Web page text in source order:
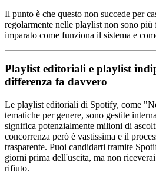
Il punto è che questo non succede per
regolarmente nelle playlist non sono
imparato come funziona il sistema e
Playlist editoriali e playlist
differenza fa davvero
Le playlist editoriali di Spotify, come
tematiche per genere, sono gestite
significa potenzialmente milioni di
concorrenza però è vastissima e il
trasparente. Puoi candidarti tramite
giorni prima dell'uscita, ma non
rifiuto.